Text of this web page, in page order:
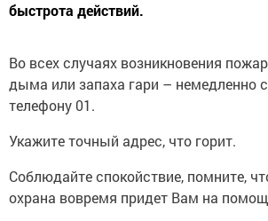
быстрота действий.
Во всех случаях возникновения
дыма или запаха гари – немедленно
телефону 01.
Укажите точный адрес, что горит.
Соблюдайте спокойствие, помните,
охрана вовремя придет Вам на